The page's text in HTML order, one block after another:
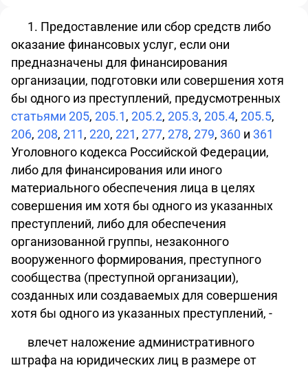
1. Предоставление или сбор средств либо
оказание финансовых услуг, если они
предназначены для финансирования
организации, подготовки или совершения хотя
бы одного из преступлений, предусмотренных
статьями 205, 205.1, 205.2, 205.3, 205.4, 205.5,
206, 208, 211, 220, 221, 277, 278, 279, 360 и 361
Уголовного кодекса Российской Федерации,
либо для финансирования или иного
материального обеспечения лица в целях
совершения им хотя бы одного из указанных
преступлений, либо для обеспечения
организованной группы, незаконного
вооруженного формирования, преступного
сообщества (преступной организации),
созданных или создаваемых для совершения
хотя бы одного из указанных преступлений, -
влечет наложение административного
штрафа на юридических лиц в размере от